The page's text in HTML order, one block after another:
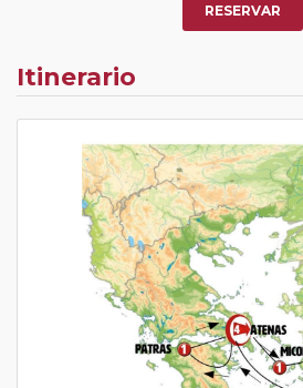
RESERVAR
Itinerario